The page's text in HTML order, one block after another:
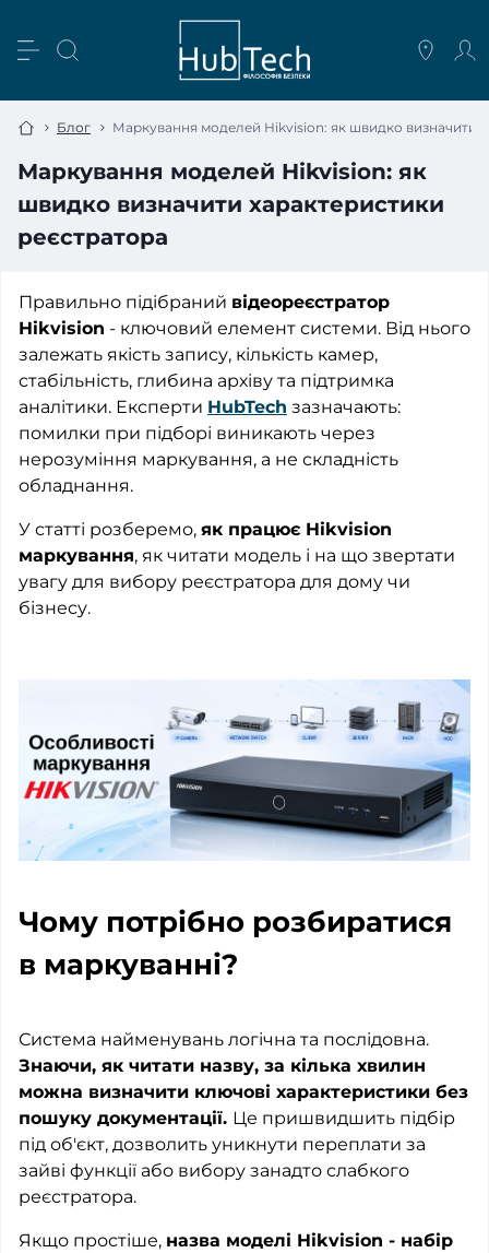
Блог Маркування моделей Hikvision: як швидко визначити
Маркування моделей Hikvision: як
швидко визначити характеристики
реєстратора
Правильно підібраний відеореєстратор
Hikvision - ключовий елемент системи. Від нього
залежать якість запису, кількість камер,
стабільність, глибина архіву та підтримка
аналітики. Експерти HubTech зазначають:
помилки при підборі виникають через
нерозуміння маркування, а не складність
обладнання.
У статті розберемо, як працює Hikvision
маркування, як читати модель і на що звертати
увагу для вибору реєстратора для дому чи
бізнесу.
Чому потрібно розбиратися
в маркуванні?
Система найменувань логічна та послідовна.
Знаючи, як читати назву, за кілька хвилин
можна визначити ключові характеристики без
пошуку документації. Це пришвидшить підбір
під об'єкт, дозволить уникнути переплати за
зайві функції або вибору занадто слабкого
реєстратора.
Якщо простіше, назва моделі Hikvision - набір